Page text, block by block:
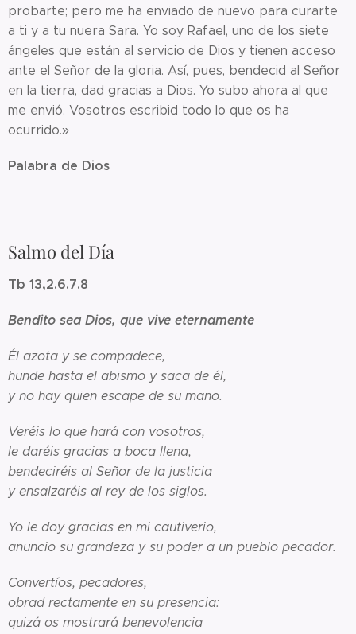
probarte; pero me ha enviado de nuevo para curarte
a ti y a tu nuera Sara. Yo soy Rafael, uno de los siete
ángeles que están al servicio de Dios y tienen acceso
ante el Señor de la gloria. Así, pues, bendecid al Señor
en la tierra, dad gracias a Dios. Yo subo ahora al que
me envió. Vosotros escribid todo lo que os ha
ocurrido.»
Palabra de Dios
Salmo del Día
Tb 13,2.6.7.8
Bendito sea Dios, que vive eternamente
Él azota y se compadece,
hunde hasta el abismo y saca de él,
y no hay quien escape de su mano.
Veréis lo que hará con vosotros,
le daréis gracias a boca llena,
bendeciréis al Señor de la justicia
y ensalzaréis al rey de los siglos.
Yo le doy gracias en mi cautiverio,
anuncio su grandeza y su poder a un pueblo pecador.
Convertíos, pecadores,
obrad rectamente en su presencia:
quizá os mostrará benevolencia